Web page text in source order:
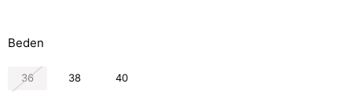
Beden
36 38 40